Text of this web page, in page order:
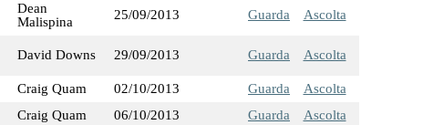
Dean
Malispina
25/09/2013 Guarda Ascolta
David Downs 29/09/2013 Guarda Ascolta
Craig Quam 02/10/2013 Guarda
Ascolta
Craig Quam 06/10/2013 Guarda
Ascolta